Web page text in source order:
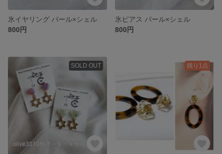
氷イヤリング パール×シェル
800円
氷ピアス パール×シェル
800円
SOLD OUT 残り1点